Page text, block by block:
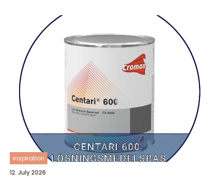
inspiration
12. July 2026